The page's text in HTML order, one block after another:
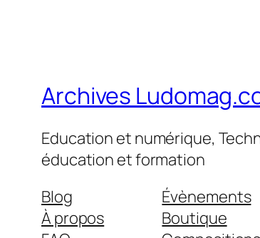
Archives
Education et numérique,
éducation et formation
Blog
À propos
Évènements
Boutique